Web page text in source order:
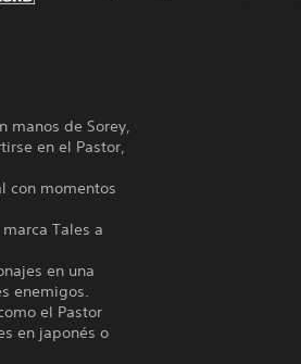
manos de Sorey,
en el Pastor,
con momentos
Tales a
en una
enemigos.
el Pastor
en japonés o